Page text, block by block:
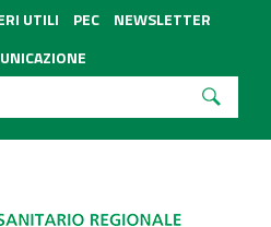
UTILI PEC
NEWSLETTER